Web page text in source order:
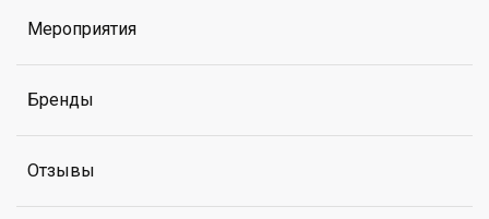
Мероприятия
Бренды
Отзывы